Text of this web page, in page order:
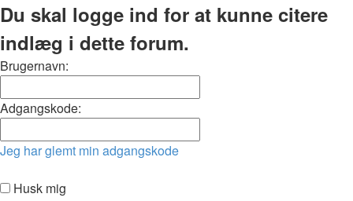
Du skal logge ind for at kunne citere
indlæg i dette forum.
Brugernavn:
Adgangskode:
Jeg har glemt min adgangskode
Husk mig